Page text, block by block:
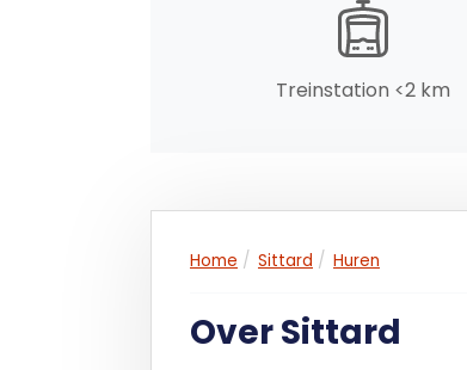
Met aansluitende periode van
nader overeen te komen.
BETALINGEN
Huur per maand vooruit.
ZEKERHEIDSSTELLING
Treinstation <2 km
Home Sittard Huren
Over Sittard